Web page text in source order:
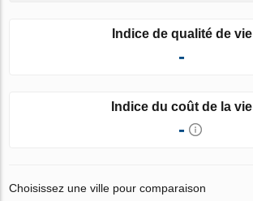
Indice de qualité de vie
-
Indice du coût de la vie
-
Choisissez une ville pour comparaison